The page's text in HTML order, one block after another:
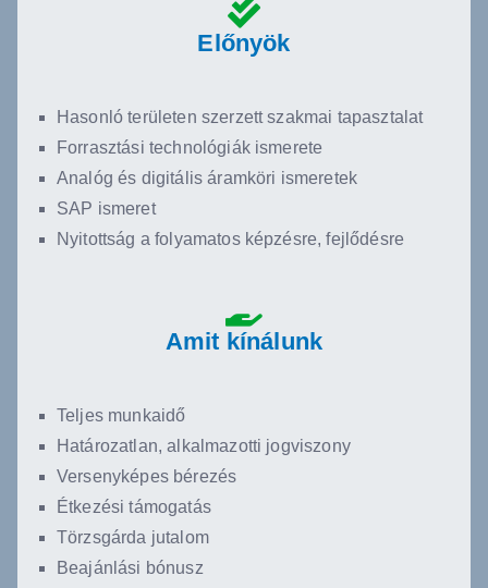
Előnyök
Hasonló területen szerzett szakmai tapasztalat
Forrasztási technológiák ismerete
Analóg és digitális áramköri ismeretek
SAP ismeret
Nyitottság a folyamatos képzésre, fejlődésre
Amit kínálunk
Teljes munkaidő
Határozatlan, alkalmazotti jogviszony
Versenyképes bérezés
Étkezési támogatás
Törzsgárda jutalom
Beajánlási bónusz